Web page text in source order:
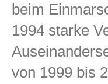
beim
1994 starke
von 1999 bis